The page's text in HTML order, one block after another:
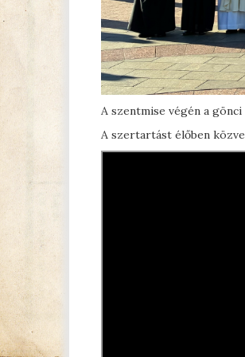
A szentmise végén a
A szertartást élőben